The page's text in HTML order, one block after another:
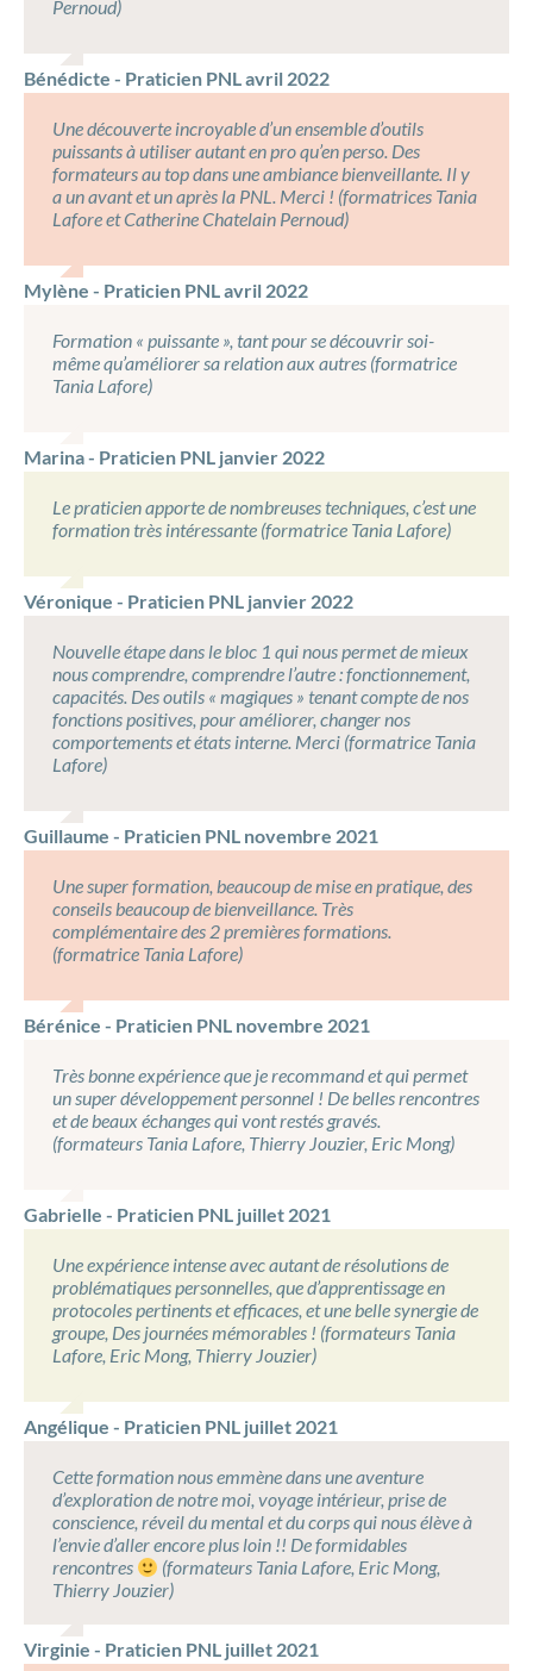
Pernoud)
Bénédicte - Praticien PNL avril 2022
Une découverte incroyable d’un ensemble d’outils
puissants à utiliser autant en pro qu’en perso. Des
formateurs au top dans une ambiance bienveillante. Il y
a un avant et un après la PNL. Merci ! (formatrices Tania
Lafore et Catherine Chatelain Pernoud)
Mylène - Praticien PNL avril 2022
Formation « puissante », tant pour se découvrir soi-
même qu’améliorer sa relation aux autres (formatrice
Tania Lafore)
Marina - Praticien PNL janvier 2022
Le praticien apporte de nombreuses techniques, c’est une
formation très intéressante (formatrice Tania Lafore)
Véronique - Praticien PNL janvier 2022
Nouvelle étape dans le bloc 1 qui nous permet de mieux
nous comprendre, comprendre l’autre : fonctionnement,
capacités. Des outils « magiques » tenant compte de nos
fonctions positives, pour améliorer, changer nos
comportements et états interne. Merci (formatrice Tania
Lafore)
Guillaume - Praticien PNL novembre 2021
Une super formation, beaucoup de mise en pratique, des
conseils beaucoup de bienveillance. Très
complémentaire des 2 premières formations.
(formatrice Tania Lafore)
Bérénice - Praticien PNL novembre 2021
Très bonne expérience que je recommand et qui permet
un super développement personnel ! De belles rencontres
et de beaux échanges qui vont restés gravés.
(formateurs Tania Lafore, Thierry Jouzier, Eric Mong)
Gabrielle - Praticien PNL juillet 2021
Une expérience intense avec autant de résolutions de
problématiques personnelles, que d’apprentissage en
protocoles pertinents et efficaces, et une belle synergie de
groupe, Des journées mémorables ! (formateurs Tania
Lafore, Eric Mong, Thierry Jouzier)
Angélique - Praticien PNL juillet 2021
Cette formation nous emmène dans une aventure
d’exploration de notre moi, voyage intérieur, prise de
conscience, réveil du mental et du corps qui nous élève à
l’envie d’aller encore plus loin !! De formidables
rencontres
(formateurs Tania Lafore, Eric Mong,
Thierry Jouzier)
Virginie - Praticien PNL juillet 2021